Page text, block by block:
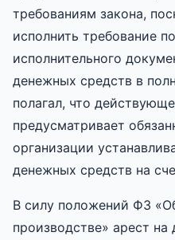
требованиям закона,
исполнить требование
исполнительного
денежных средств в
полагал, что
предусматривает
организации
денежных средств на
В силу положений ФЗ
производстве» арест